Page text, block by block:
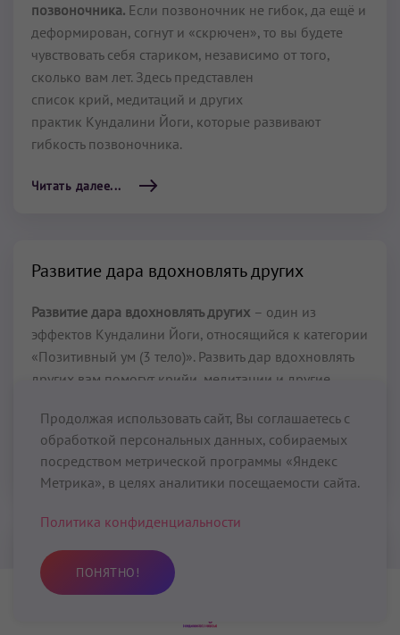
позвоночника. Если позвоночник не гибок, да ещё и
деформирован, согнут и «скрючен», то вы будете
чувствовать себя стариком, независимо от того,
сколько вам лет. Здесь представлен
список крий, медитаций и других
практик Кундалини Йоги, которые развивают
гибкость позвоночника.
Читать далее...
Развитие дара вдохновлять других
Развитие дара вдохновлять других – один из
эффектов Кундалини Йоги, относящийся к категории
«Позитивный ум (3 тело)». Развить дар вдохновлять
других вам помогут крийи, медитации и другие
данном разделе.
Читать далее...
Развитие интуиции
Развитие интуиции– один из эффектов Кундалини
Продолжая использовать сайт, Вы соглашаетесь с
обработкой персональных данных, собираемых
посредством метрической программы «Яндекс
Метрика», в целях аналитики посещаемости сайта.
Политика конфиденциальности
ПОНЯТНО!